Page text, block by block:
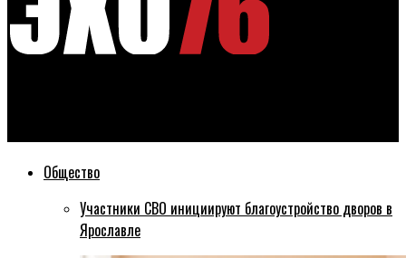
Общество
Участники СВО инициируют благоустройство дворов в
Ярославле